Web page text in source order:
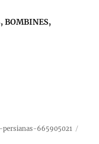
BOMBINES,
665905021